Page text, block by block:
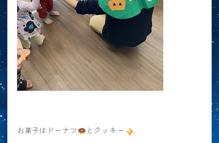
お菓子は ドーナツ と クッキー